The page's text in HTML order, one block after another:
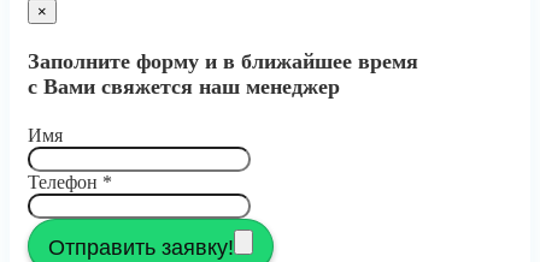
×
Заполните форму и в ближайшее время
с Вами свяжется наш менеджер
Имя
Телефон *
Отправить заявку!